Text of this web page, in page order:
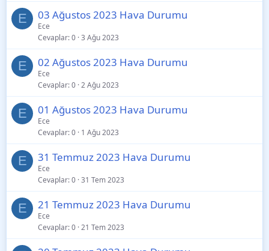
E 03 Ağustos 2023 Hava Durumu
Ece
Cevaplar 0 3 Ağu 2023
E 02 Ağustos 2023 Hava Durumu
Ece
Cevaplar 0 2 Ağu 2023
E 01 Ağustos 2023 Hava Durumu
Ece
Cevaplar 0 1 Ağu 2023
E 31 Temmuz 2023 Hava Durumu
Ece
Cevaplar 0 31 Tem 2023
E 21 Temmuz 2023 Hava Durumu
Ece
Cevaplar 0 21 Tem 2023